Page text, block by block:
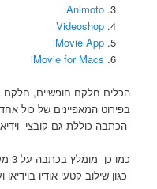
Animoto
Videoshop
iMovie App
iMovie for Macs
הכלים חלקם חופשיים, חלקם
בפירוט המאפיינים של כול
הכתבה כוללת גם קובצי
כגון שילוב קטעי אודיו